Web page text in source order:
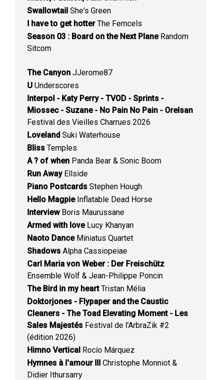
Swallowtail She's Green
I have to get hotterThe Femcels
Season 03 : Board on the Next PlaneRandom
Sitcom
The Canyon JJerome87
U Underscores
Interpol - Katy Perry - TVOD - Sprints -
Miossec - Suzane - No Pain No Pain - Orelsan
Festival des Vieilles Charrues 2026
Loveland Suki Waterhouse
Bliss Temples
A ? of when Panda Bear & Sonic Boom
Run AwayEllside
Piano Postcards Stephen Hough
Hello MagpieInflatable Dead Horse
InterviewBoris Maurussane
Armed with loveLucy Khanyan
Naoto DanceMiniatus Quartet
Shadows Alpha Cassiopeiae
Carl Maria von Weber : Der Freischütz
Ensemble Wolf & Jean-Philippe Poncin
The Bird in my heartTristan Mélia
Doktorjones - Flypaper and the Caustic
Cleaners - The Toad Elevating Moment - Les
Sales Majestés Festival de l'ArbraZik #2
(édition 2026)
Himno Vertical Rocío Márquez
Hymnes à l'amour III Christophe Monniot &
Didier Ithursarry